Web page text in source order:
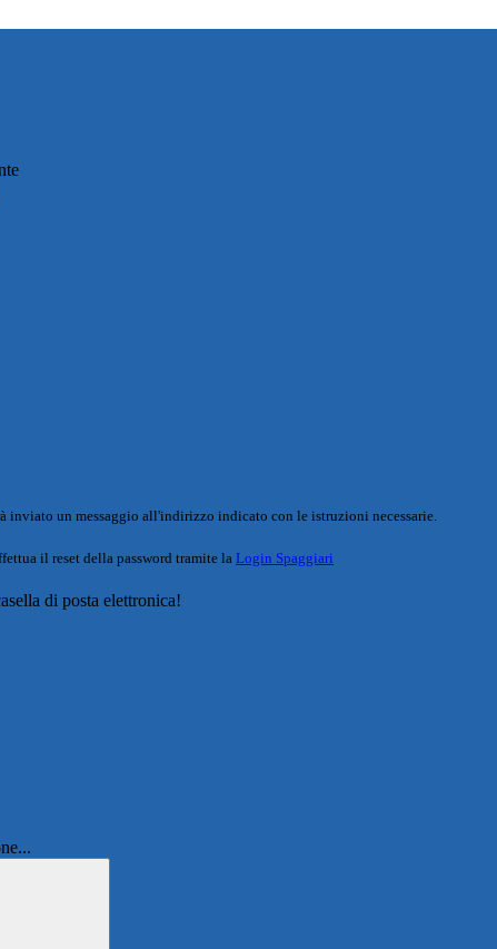
inviato un messaggio all'indirizzo indicato con le istruzioni necessarie.
il reset della password tramite la Login Spaggiari
di posta elettronica!